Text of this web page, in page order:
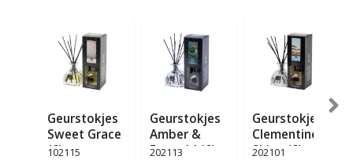
Geurstokjes
Sweet Grace
(6)
102115
Geurstokjes
Amber &
Emerald (6)
202113
Geurstokjes
Clementine
Shine (6)
202101